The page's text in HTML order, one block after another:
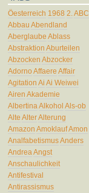
Öesterreich 1968 2. ABC
Abbau Abendland
Aberglaube Ablass
Abstraktion Aburteilen
Abzocken Abzocker
Adorno Affaere Affair
Agitation Ai Ai Weiwei
Airen Akademie
Albertina Alkohol Als-ob
Alte AlterAlterung
Amazon AmoklaufAmon
AnalfabetismusAnders
Andrea Angst
Anschaulichkeit
Antifestival
Antirassismus